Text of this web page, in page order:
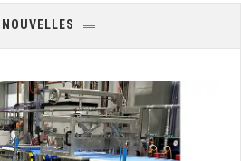
NOUVELLES